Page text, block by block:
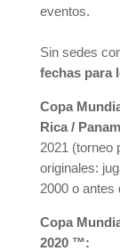
eventos.
Sin sedes
fechas para
Copa
Rica /
2021 (torneo
originales:
2000 o antes
Copa
2020 ™: